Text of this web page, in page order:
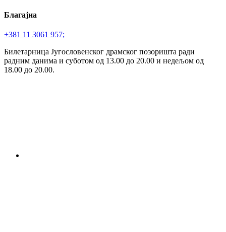
Благајна
+381 11 3061 957;
Билетарница Југословенског драмског позоришта ради
радним данима и суботом од 13.00 до 20.00 и недељом од
18.00 до 20.00.